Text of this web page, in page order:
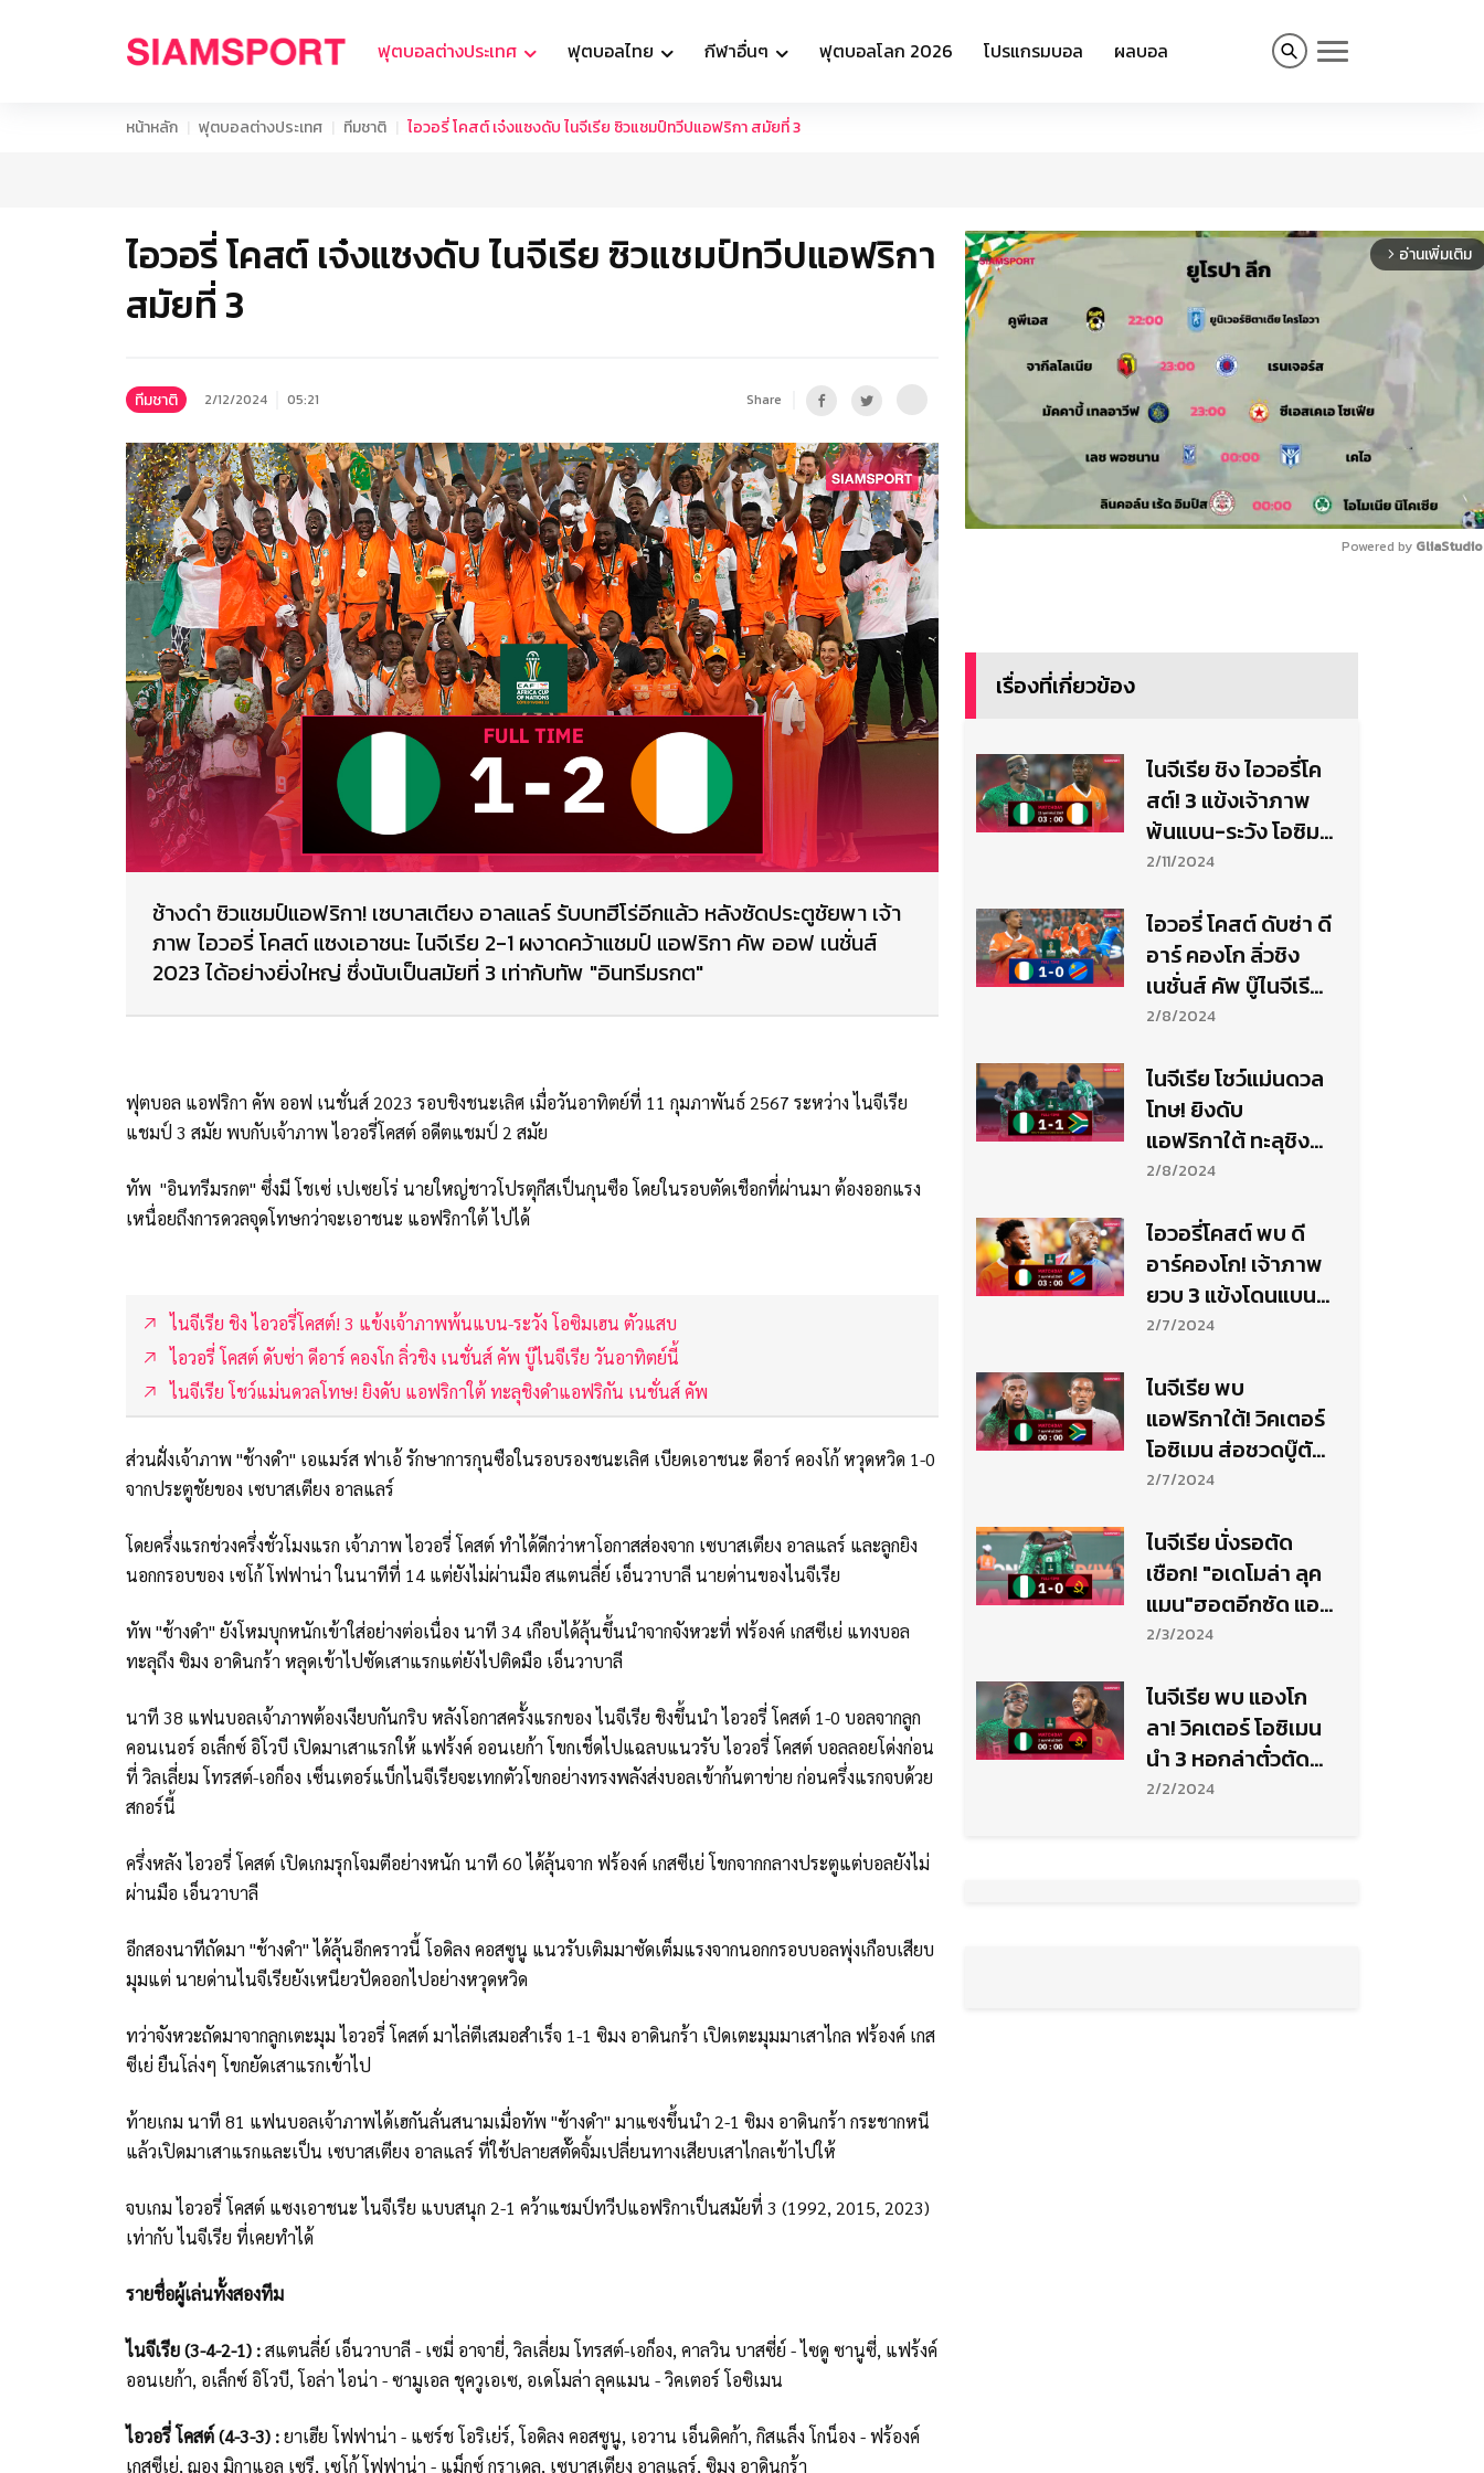
ฟุตบอลต่างประเทศ ฟุตบอลไทย กีฬาอื่นๆ ฟุตบอลโลก 2026 โปรแกรมบอล ผลบอล
หน้าหลัก ฟุตบอลต่างประเทศ ทีมชาติ ไอวอรี่ โคสต์ เจ๋งแซงดับ ไนจีเรีย ซิวแชมป์ทวีปแอฟริกา สมัยที่ 3
ไอวอรี่ โคสต์ เจ๋งแซงดับ ไนจีเรีย ซิวแชมป์ทวีปแอฟริกา
สมัยที่ 3
ทีมชาติ 2/12/2024 05:21 Share
ช้างดำ ซิวแชมป์แอฟริกา! เซบาสเตียง อาลแลร์ รับบทฮีโร่อีกแล้ว หลังซัดประตูชัยพา เจ้า
ภาพ ไอวอรี่ โคสต์ แซงเอาชนะ ไนจีเรีย 2-1 ผงาดคว้าแชมป์ แอฟริกา คัพ ออฟ เนชั่นส์
2023 ได้อย่างยิ่งใหญ่ ซึ่งนับเป็นสมัยที่ 3 เท่ากับทัพ "อินทรีมรกต"
ฟุตบอล แอฟริกา คัพ ออฟ เนชั่นส์ 2023 รอบชิงชนะเลิศ เมื่อวันอาทิตย์ที่ 11 กุมภาพันธ์ 2567 ระหว่าง ไนจีเรีย
แชมป์ 3 สมัย พบกับเจ้าภาพ ไอวอรี่โคสต์ อดีตแชมป์ 2 สมัย
ทัพ "อินทรีมรกต" ซึ่งมี โชเซ่ เปเซยโร่ นายใหญ่ชาวโปรตุกีสเป็นกุนซือ โดยในรอบตัดเชือกที่ผ่านมา ต้องออกแรง
เหนื่อยถึงการดวลจุดโทษกว่าจะเอาชนะ แอฟริกาใต้ ไปได้
ไนจีเรีย ชิง ไอวอรี่โคสต์! 3 แข้งเจ้าภาพพ้นแบน-ระวัง โอซิมเฮน ตัวแสบ
ไอวอรี่ โคสต์ ดับซ่า ดีอาร์ คองโก ลิ่วชิง เนชั่นส์ คัพ บู๊ไนจีเรีย วันอาทิตย์นี้
ไนจีเรีย โชว์แม่นดวลโทษ! ยิงดับ แอฟริกาใต้ ทะลุชิงดำแอฟริกัน เนชั่นส์ คัพ
ส่วนฝั่งเจ้าภาพ "ช้างดำ" เอแมร์ส ฟาเอ้ รักษาการกุนซือในรอบรองชนะเลิศ เบียดเอาชนะ ดีอาร์ คองโก้ หวุดหวิด 1-0
จากประตูชัยของ เซบาสเตียง อาลแลร์
โดยครึ่งแรกช่วงครึ่งชั่วโมงแรก เจ้าภาพ ไอวอรี่ โคสต์ ทำได้ดีกว่าหาโอกาสส่องจาก เซบาสเตียง อาลแลร์ และลูกยิง
นอกกรอบของ เซโก้ โฟฟาน่า ในนาทีที่ 14 แต่ยังไม่ผ่านมือ สแตนลี่ย์ เอ็นวาบาลี นายด่านของไนจีเรีย
ทัพ "ช้างดำ" ยังโหมบุกหนักเข้าใส่อย่างต่อเนื่อง นาที 34 เกือบได้ลุ้นขึ้นนำจากจังหวะที่ ฟร้องค์ เกสซีเย่ แทงบอล
ทะลุถึง ซิมง อาดินกร้า หลุดเข้าไปซัดเสาแรกแต่ยังไปติดมือ เอ็นวาบาลี
นาที 38 แฟนบอลเจ้าภาพต้องเงียบกันกริบ หลังโอกาสครั้งแรกของ ไนจีเรีย ชิงขึ้นนำ ไอวอรี่ โคสต์ 1-0 บอลจากลูก
คอนเนอร์ อเล็กซ์ อิโวบี เปิดมาเสาแรกให้ แฟร้งค์ ออนเยก้า โขกเช็ดไปแฉลบแนวรับ ไอวอรี่ โคสต์ บอลลอยโด่งก่อน
ที่ วิลเลี่ยม โทรสต์-เอก็อง เซ็นเตอร์แบ็กไนจีเรียจะเทกตัวโขกอย่างทรงพลังส่งบอลเข้าก้นตาข่าย ก่อนครึ่งแรกจบด้วย
สกอร์นี้
ครึ่งหลัง ไอวอรี่ โคสต์ เปิดเกมรุกโจมตีอย่างหนัก นาที 60 ได้ลุ้นจาก ฟร้องค์ เกสซีเย่ โขกจากกลางประตูแต่บอลยังไม่
ผ่านมือ เอ็นวาบาลี
อีกสองนาทีถัดมา "ช้างดำ" ได้ลุ้นอีกคราวนี้ โอดิลง คอสซูนู แนวรับเติมมาซัดเต็มแรงจากนอกกรอบบอลพุ่งเกือบเสียบ
มุมแต่ นายด่านไนจีเรียยังเหนียวปัดออกไปอย่างหวุดหวิด
ทว่าจังหวะถัดมาจากลูกเตะมุม ไอวอรี่ โคสต์ มาไล่ตีเสมอสำเร็จ 1-1 ซิมง อาดินกร้า เปิดเตะมุมมาเสาไกล ฟร้องค์ เกส
ซีเย่ ยืนโล่งๆ โขกยัดเสาแรกเข้าไป
ท้ายเกม นาที 81 แฟนบอลเจ้าภาพได้เฮกันลั่นสนามเมื่อทัพ "ช้างดำ" มาแซงขึ้นนำ 2-1 ซิมง อาดินกร้า กระชากหนี
แล้วเปิดมาเสาแรกและเป็น เซบาสเตียง อาลแลร์ ที่ใช้ปลายสตั๊ดจิ้มเปลี่ยนทางเสียบเสาไกลเข้าไปให้
จบเกม ไอวอรี่ โคสต์ แซงเอาชนะ ไนจีเรีย แบบสนุก 2-1 คว้าแชมป์ทวีปแอฟริกาเป็นสมัยที่ 3 (1992, 2015, 2023)
เท่ากับ ไนจีเรีย ที่เคยทำได้
รายชื่อผู้เล่นทั้งสองทีม
ไนจีเรีย (3-4-2-1) :สแตนลี่ย์ เอ็นวาบาลี - เซมี่ อาจายี่, วิลเลี่ยม โทรสต์-เอก็อง, คาลวิน บาสซี่ย์ - ไซดู ซานูซี่, แฟร้งค์
ออนเยก้า, อเล็กซ์ อิโวบี, โอล่า ไอน่า - ซามูเอล ชุควูเอเซ, อเดโมล่า ลุคแมน - วิคเตอร์ โอซิเมน
ไอวอรี่ โคสต์ (4-3-3) :ยาเฮีย โฟฟาน่า - แซร์ช โอริเย่ร์, โอดิลง คอสซูนู, เอวาน เอ็นดิคก้า, กิสแล็ง โกน็อง - ฟร้องค์
เกสซีเย่, ฌอง มิกาแอล เซรี, เซโก้ โฟฟาน่า - แม็กซ์ กราเดล, เซบาสเตียง อาลแลร์, ซิมง อาดินกร้า
arrow_forward_ios อ่านเพิ่มเติม
Powered by
เรื่องที่เกี่ยวข้อง
ไนจีเรีย ชิง ไอวอรี่โค
สต์! 3 แข้งเจ้าภาพ
พ้นแบน-ระวัง โอซิม
เฮน ตัวแสบ
2/11/2024
ไอวอรี่ โคสต์ ดับซ่า ดี
อาร์ คองโก ลิ่วชิง
เนชั่นส์ คัพ บู๊ไนจีเรีย
วันอาทิตย์นี้
2/8/2024
ไนจีเรีย โชว์แม่นดวล
โทษ! ยิงดับ
แอฟริกาใต้ ทะลุชิงดำ
แอฟริกัน เนชั่นส์ คัพ
2/8/2024
ไอวอรี่โคสต์ พบ ดี
อาร์คองโก! เจ้าภาพ
ยวบ 3 แข้งโดนแบน-
ฟันฉับสกอร์?
2/7/2024
ไนจีเรีย พบ
แอฟริกาใต้! วิคเตอร์
โอซิเมน ส่อชวดบู๊ตัด
เชือก-ฟันฉับสกอร์?
2/7/2024
ไนจีเรีย นั่งรอตัด
เชือก! "อเดโมล่า ลุค
แมน"ฮอตอีกซัด แอง
โกล่า ศึกแอฟริกา
2/3/2024
ไนจีเรีย พบ แองโก
ลา! วิคเตอร์ โอซิเมน
นำ 3 หอกล่าตั๋วตัด
เชือก-ฟันฉับสกอร์?
2/2/2024